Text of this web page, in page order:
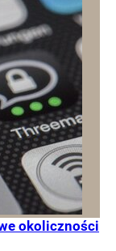
okoliczności